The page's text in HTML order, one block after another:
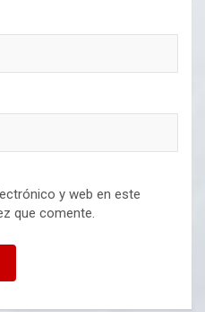
y web en este
que comente.